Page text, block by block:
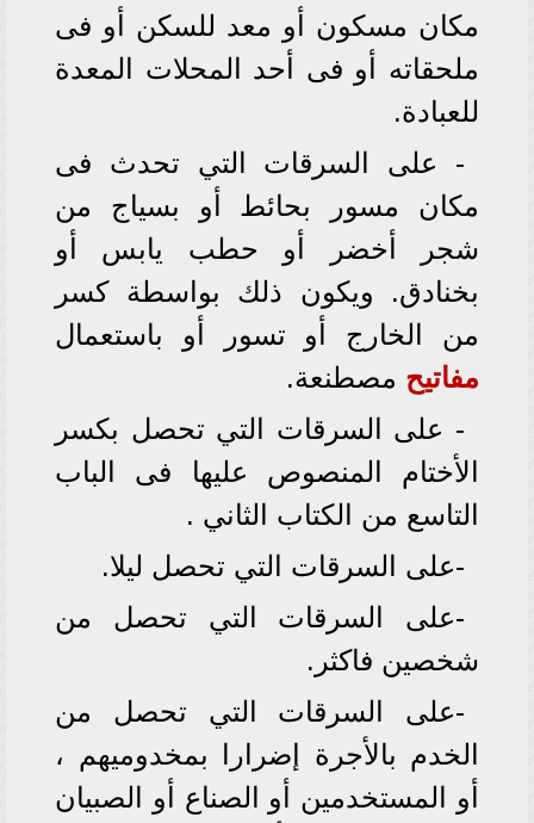
مكان مسكون أو معد للسكن أو فى
ملحقاته أو فى أحد المحلات المعدة
للعبادة.
- على السرقات التي تحدث فى
مكان مسور بحائط أو بسياج من
شجر أخضر أو حطب يابس أو
بخنادق. ويكون ذلك بواسطة كسر
من الخارج أو تسور أو باستعمال
مفاتيح مصطنعة.
- على السرقات التي تحصل بكسر
الأختام المنصوص عليها فى الباب
التاسع من الكتاب الثاني .
-على السرقات التي تحصل ليلا.
-على السرقات التي تحصل من
شخصين فاكثر.
-على السرقات التي تحصل من
الخدم بالأجرة إضرارا بمخدوميهم ،
أو المستخدمين أو الصناع أو الصبيان